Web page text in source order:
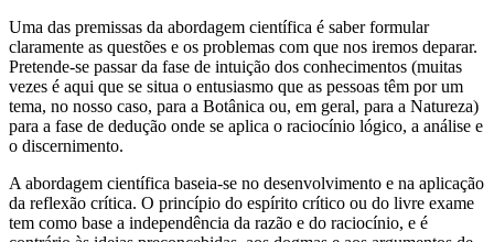
Uma das premissas da abordagem científica é saber formular
claramente as questões e os problemas com que nos iremos deparar.
Pretende-se passar da fase de intuição dos conhecimentos (muitas
vezes é aqui que se situa o entusiasmo que as pessoas têm por um
tema, no nosso caso, para a Botânica ou, em geral, para a Natureza)
para a fase de dedução onde se aplica o raciocínio lógico, a análise e
o discernimento.
A abordagem científica baseia-se no desenvolvimento e na aplicação
da reflexão crítica. O princípio do espírito crítico ou do livre exame
tem como base a independência da razão e do raciocínio, e é